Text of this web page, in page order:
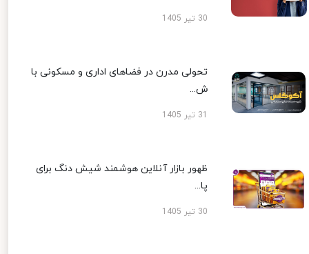
30 تیر 1405
تحولی مدرن در فضاهای اداری و مسکونی با
ش...
ظهور بازار آنلاین هوشمند شیش دنگ برای
پا...
30 تیر 1405